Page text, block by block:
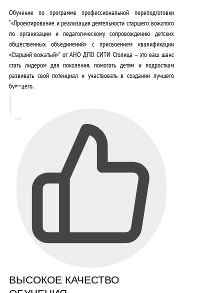
Обучение по программе профессиональной переподготовки
“«Проектирование и реализация деятельности старшего вожатого
по организации и педагогическому сопровождению детских
общественных объединений» с присвоением квалификации
«Старший вожатый»” от АНО ДПО СИТИ Столица – это ваш шанс
стать лидером для поколения, помогать детям и подросткам
развивать свой потенциал и участвовать в создании лучшего
будущего.
ВЫСОКОЕ КАЧЕСТВО